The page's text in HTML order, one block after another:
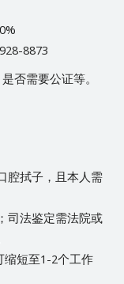
8873
否需要公证等。
腔拭子，且本人需
司法鉴定需法院或
缩短至1-2个工作